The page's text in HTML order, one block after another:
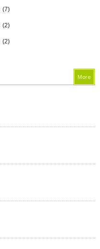
(7)
(2)
(2)
More